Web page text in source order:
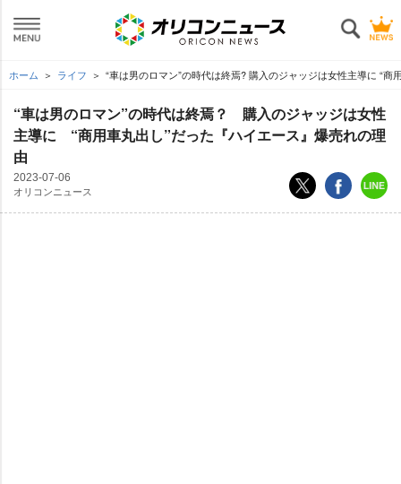
ホーム ライフ “車は男のロマン”の時代は終焉? 購入のジャッジは女性主導に “
“車は男のロマン”の時代は終焉？ 購入のジャッジは女性
主導に “商用車丸出し”だった『ハイエース』爆売れの理
由
2023-07-06
オリコンニュース